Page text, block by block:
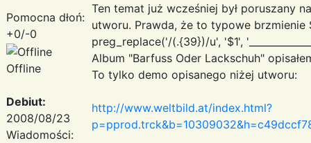
Pomocna dłoń:
+0/-0
Offline
Debiut:
2008/08/23
Wiadomości:
Ten temat już wcześniej był poruszany
utworu. Prawda, że to typowe brzmienie
preg_replace('/(.{39})/u', '$1',
Album "Barfuss Oder Lackschuh"
To tylko demo opisanego niżej utworu:
http://www.weltbild.at/index.html?